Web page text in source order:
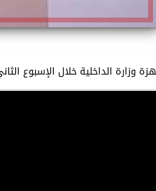
وزارة الداخلية خلال الإسبوع